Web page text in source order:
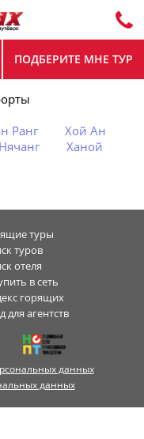
ПОДБЕРИТЕ МНЕ ТУР
Ранг
Хой Ан
Нячанг
Ханой
туры
туров
отеля
в сеть
горящих
для агентств
данных
данных